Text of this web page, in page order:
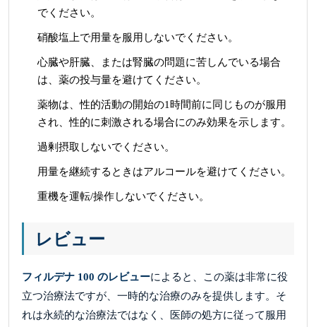
でください。
硝酸塩上で用量を服用しないでください。
心臓や肝臓、または腎臓の問題に苦しんでいる場合
は、薬の投与量を避けてください。
薬物は、性的活動の開始の1時間前に同じものが服用
され、性的に刺激される場合にのみ効果を示します。
過剰摂取しないでください。
用量を継続するときはアルコールを避けてください。
重機を運転/操作しないでください。
レビュー
フィルデナ 100 のレビューによると、この薬は非常に役
立つ治療法ですが、一時的な治療のみを提供します。そ
れは永続的な治療法ではなく、医師の処方に従って服用